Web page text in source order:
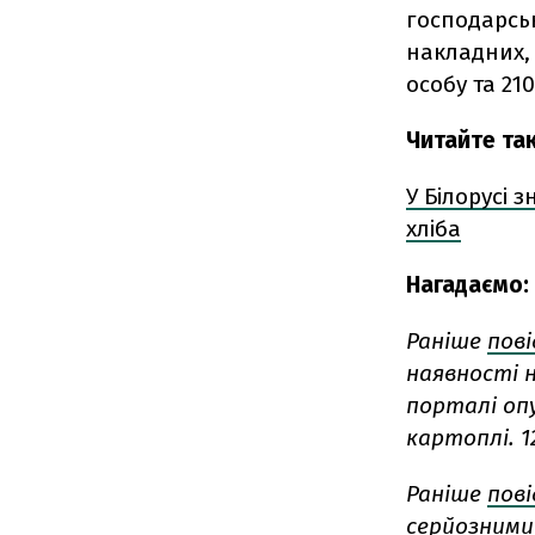
накладних,
особу та
Читайте
У Білорусі
хліба
Нагадаємо:
Раніше
наявності
порталі
картоплі.
Раніше